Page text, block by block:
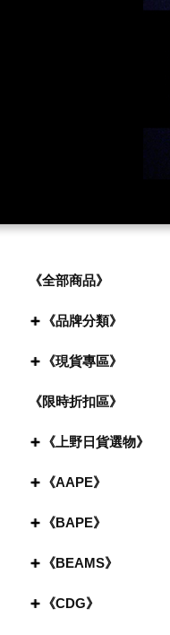
《全部商品》
《品牌分類》
《現貨專區》
《限時折扣區》
《上野日貨選物》
《AAPE》
《BAPE》
《BEAMS》
《CDG》